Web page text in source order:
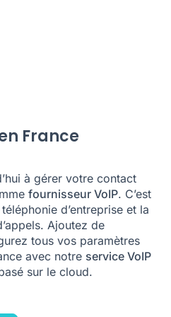
France
à gérer votre contact
fournisseur VoIP. C’est
d’entreprise et la
Ajoutez de
tous vos paramètres
avec notre service VoIP
sur le cloud.